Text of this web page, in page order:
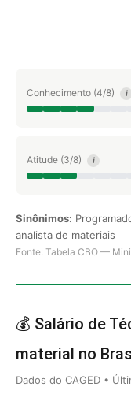
Conhecimento (4/8) i
Atitude (3/8) i
Sinônimos:
analista de materiais
Fonte: Tabela CBO —
💰 Salário de
material no
Dados do CAGED •